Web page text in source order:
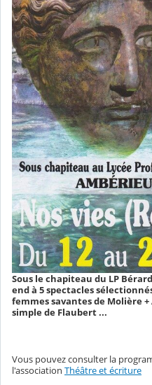
Sous le chapiteau du LP
end à 5 spectacles
femmes savantes de Molière
simple de Flaubert ...
Vous pouvez consulter la
l'association Théâtre et écriture